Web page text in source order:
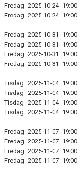
Fredag 2025-10-24 19:00
Fredag 2025-10-24 19:00
Fredag 2025-10-31 19:00
Fredag 2025-10-31 19:00
Fredag 2025-10-31 19:00
Fredag 2025-10-31 19:00
Tisdag 2025-11-04 19:00
Tisdag
2025-11-04 19:00
Tisdag
2025-11-04 19:00
Tisdag
2025-11-04 19:00
Fredag 2025-11-07 19:00
Fredag 2025-11-07 19:00
Fredag 2025-11-07 19:00
Fredag 2025-11-07 19:00